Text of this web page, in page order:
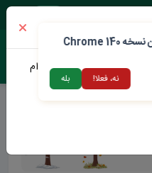
از طریق لینک زیر اقدام
لطفاً مرورگر خود را به آخرین نسخه Chrome 140
نه، فعلا! بله